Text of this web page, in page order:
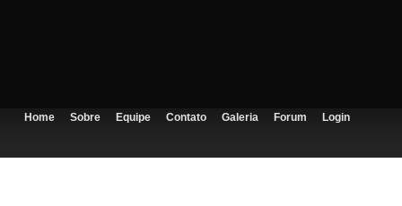
Home Sobre Equipe Contato Galeria Forum Login